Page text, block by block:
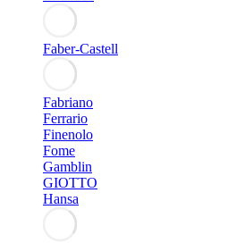
Faber-Castell
Fabriano
Ferrario
Finenolo
Fome
Gamblin
GIOTTO
Hansa